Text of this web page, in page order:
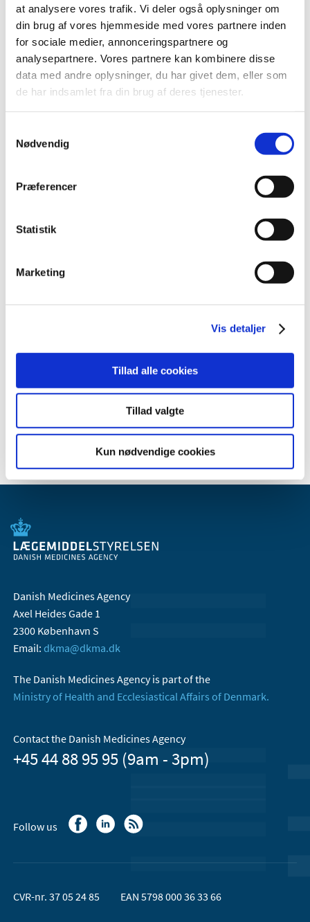
at analysere vores trafik. Vi deler også oplysninger om
din brug af vores hjemmeside med vores partnere inden
for sociale medier, annonceringspartnere og
analysepartnere. Vores partnere kan kombinere disse
data med andre oplysninger, du har givet dem, eller som
de har indsamlet fra din brug af deres tjenester.
Nødvendig
Præferencer
Statistik
Marketing
Vis detaljer
Tillad alle cookies
Tillad valgte
Kun nødvendige cookies
2019 (20)
2018 (37)
December (2)
November (3)
October (2)
July (3)
March (6)
January (2)
2016 (43)
2012 (11)
Danish Medicines Agency
Axel Heides Gade 1
2300 København S
Email: dkma@dkma.dk
The Danish Medicines Agency is part of the
Ministry of Health and Ecclesiastical Affairs of Denmark.
Contact the Danish Medicines Agency
+45 44 88 95 95 (9am - 3pm)
Follow us
CVR-nr. 37 05 24 85 EAN 5798 000 36 33 66